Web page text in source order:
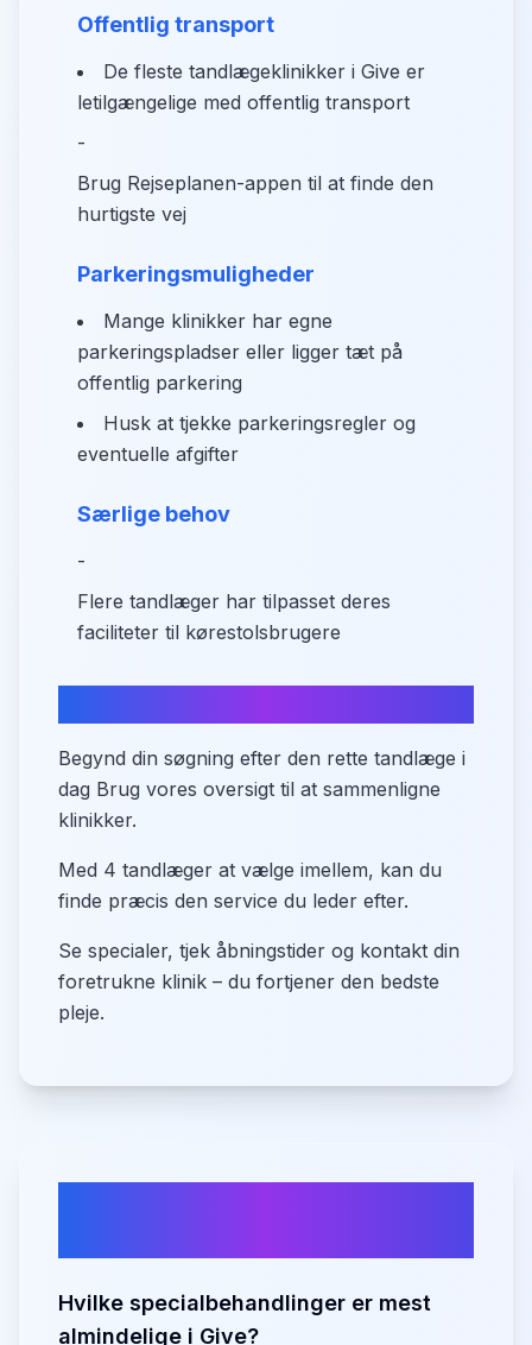
Offentlig transport
De fleste tandlægeklinikker i Give er
letilgængelige med offentlig transport
-
Brug Rejseplanen-appen til at finde den
hurtigste vej
Parkeringsmuligheder
Mange klinikker har egne
parkeringspladser eller ligger tæt på
offentlig parkering
Husk at tjekke parkeringsregler og
eventuelle afgifter
Særlige behov
-
Flere tandlæger har tilpasset deres
faciliteter til kørestolsbrugere
Begynd din søgning efter den rette tandlæge i
dag Brug vores oversigt til at sammenligne
klinikker.
Med 4 tandlæger at vælge imellem, kan du
finde præcis den service du leder efter.
Se specialer, tjek åbningstider og kontakt din
foretrukne klinik – du fortjener den bedste
pleje.
Hvilke specialbehandlinger er mest
almindelige i Give?